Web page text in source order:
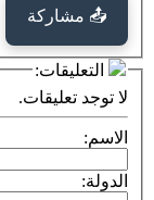
📤 مشاركة
التعليقات:
لا توجد تعليقات.
الاسم:
الدولة: